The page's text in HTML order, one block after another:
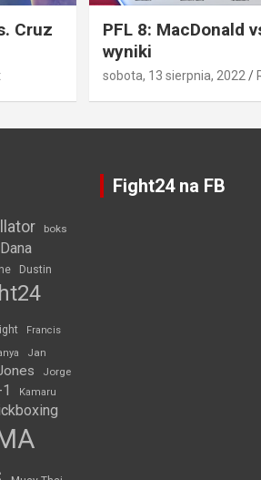
Cruz
PFL 8: MacDonald
wyniki
sobota, 13 sierpnia, 2022
boks
Dana
Dustin
Francis
Jan
Jorge
Kamaru
Fight24 na FB